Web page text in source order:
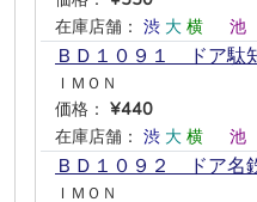
在庫店舗： 渋 大 横 池
ＢＤ１０９１ ドア駄
ＩＭＯＮ
価格： ¥440
在庫店舗： 渋 大 横 池
ＢＤ１０９２ ドア名
ＩＭＯＮ